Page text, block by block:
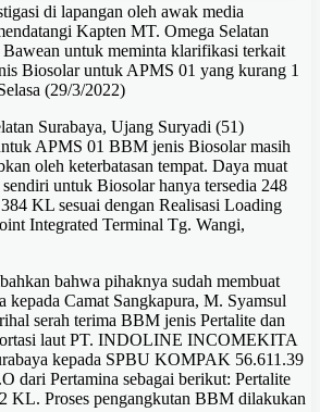
di lapangan oleh awak media
Kapten MT. Omega Selatan
Bawean untuk meminta klarifikasi terkait
Biosolar untuk APMS 01 yang kurang 1
(29/3/2022)
Surabaya, Ujang Suryadi (51)
APMS 01 BBM jenis Biosolar masih
oleh keterbatasan tempat. Daya muat
untuk Biosolar hanya tersedia 248
KL sesuai dengan Realisasi Loading
Integrated Terminal Tg. Wangi,
bahwa pihaknya sudah membuat
kepada Camat Sangkapura, M. Syamsul
serah terima BBM jenis Pertalite dan
laut PT. INDOLINE INCOMEKITA
kepada SPBU KOMPAK 56.611.39
dari Pertamina sebagai berikut: Pertalite
KL. Proses pengangkutan BBM dilakukan